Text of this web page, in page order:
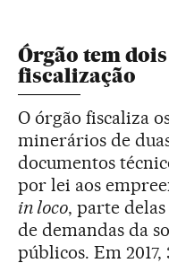
Órgão tem
fiscalização
O órgão fiscaliza
minerários de
documentos
por lei aos
in loco, parte
de demandas da
públicos. Em 2017,